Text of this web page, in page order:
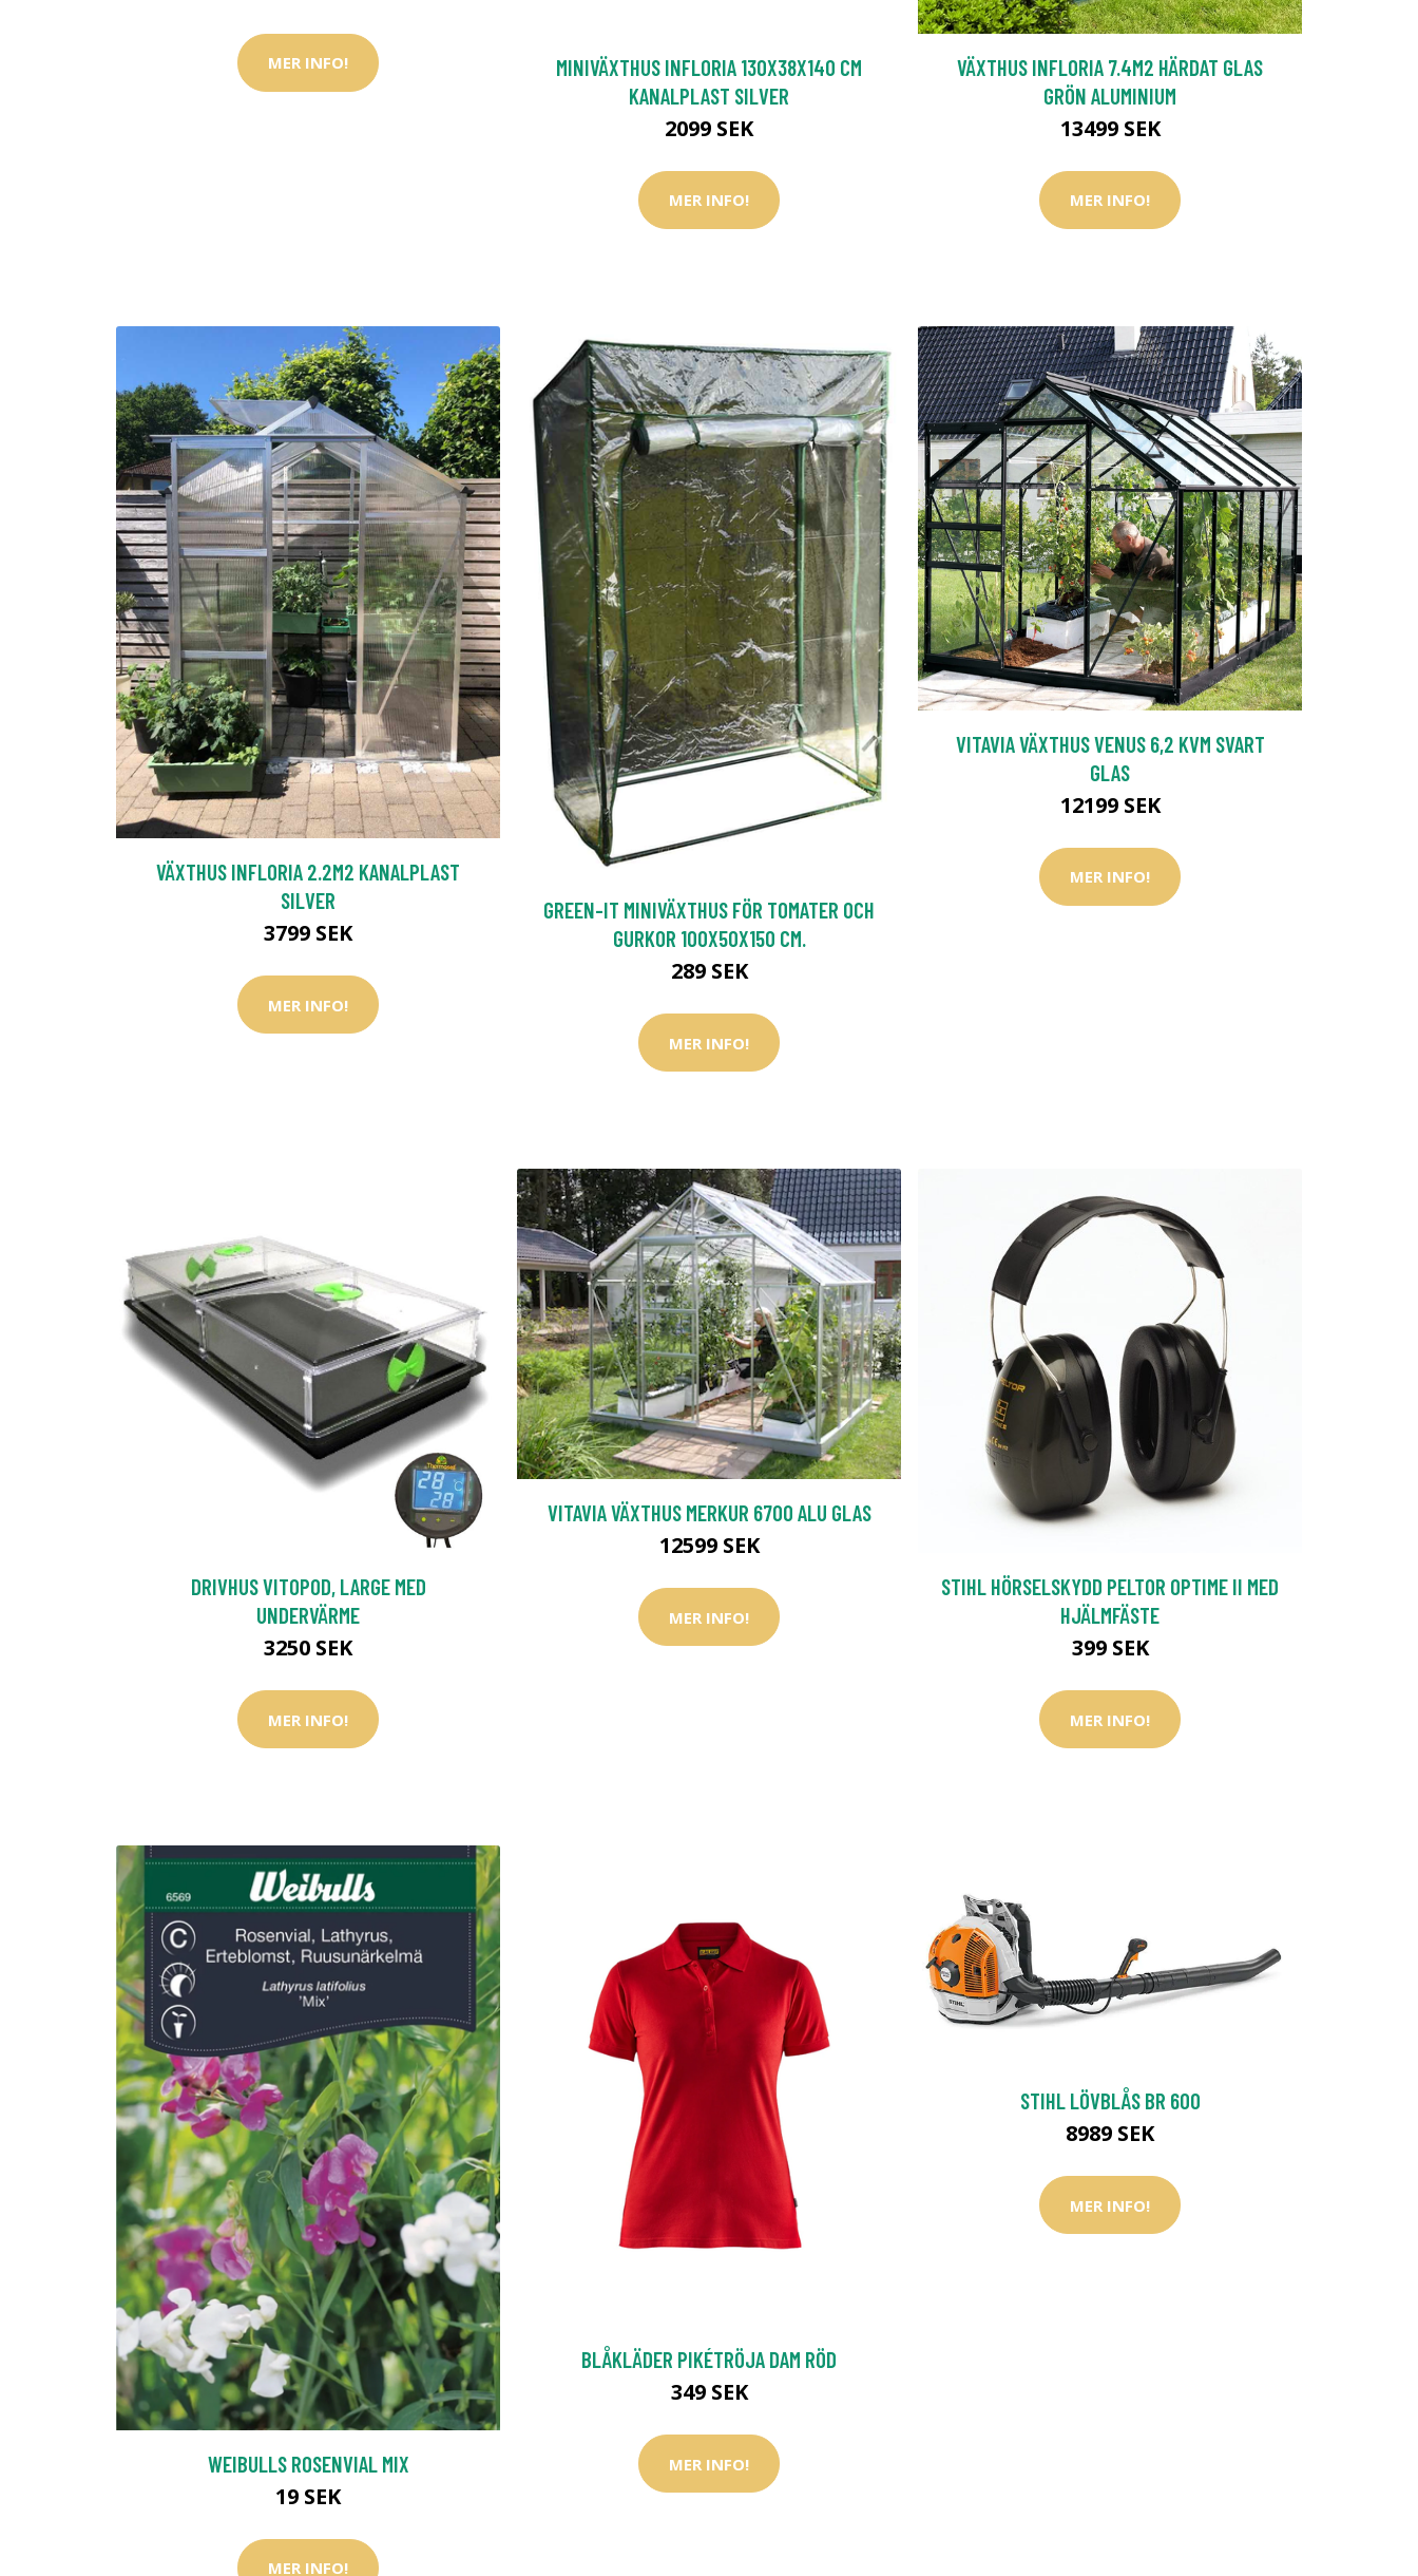
MER INFO!
MINIVÄXTHUS INFLORIA 130X38X140 CM
KANALPLAST SILVER
2099 SEK
MER INFO!
VÄXTHUS INFLORIA 7.4M2 HÄRDAT GLAS
GRÖN ALUMINIUM
13499 SEK
MER INFO!
VÄXTHUS INFLORIA 2.2M2 KANALPLAST
SILVER
3799 SEK
MER INFO!
GREEN-IT MINIVÄXTHUS FÖR TOMATER OCH
GURKOR 100X50X150 CM.
289 SEK
MER INFO!
VITAVIA VÄXTHUS VENUS 6,2 KVM SVART
GLAS
12199 SEK
MER INFO!
DRIVHUS VITOPOD, LARGE MED
UNDERVÄRME
3250 SEK
MER INFO!
VITAVIA VÄXTHUS MERKUR 6700 ALU GLAS
12599 SEK
MER INFO!
STIHL HÖRSELSKYDD PELTOR OPTIME II MED
HJÄLMFÄSTE
399 SEK
MER INFO!
WEIBULLS ROSENVIAL MIX
19 SEK
MER INFO!
BLÅKLÄDER PIKÉTRÖJA DAM RÖD
349 SEK
MER INFO!
STIHL LÖVBLÅS BR 600
8989 SEK
MER INFO!